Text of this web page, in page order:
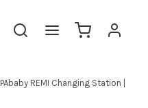
REMI Changing Station |